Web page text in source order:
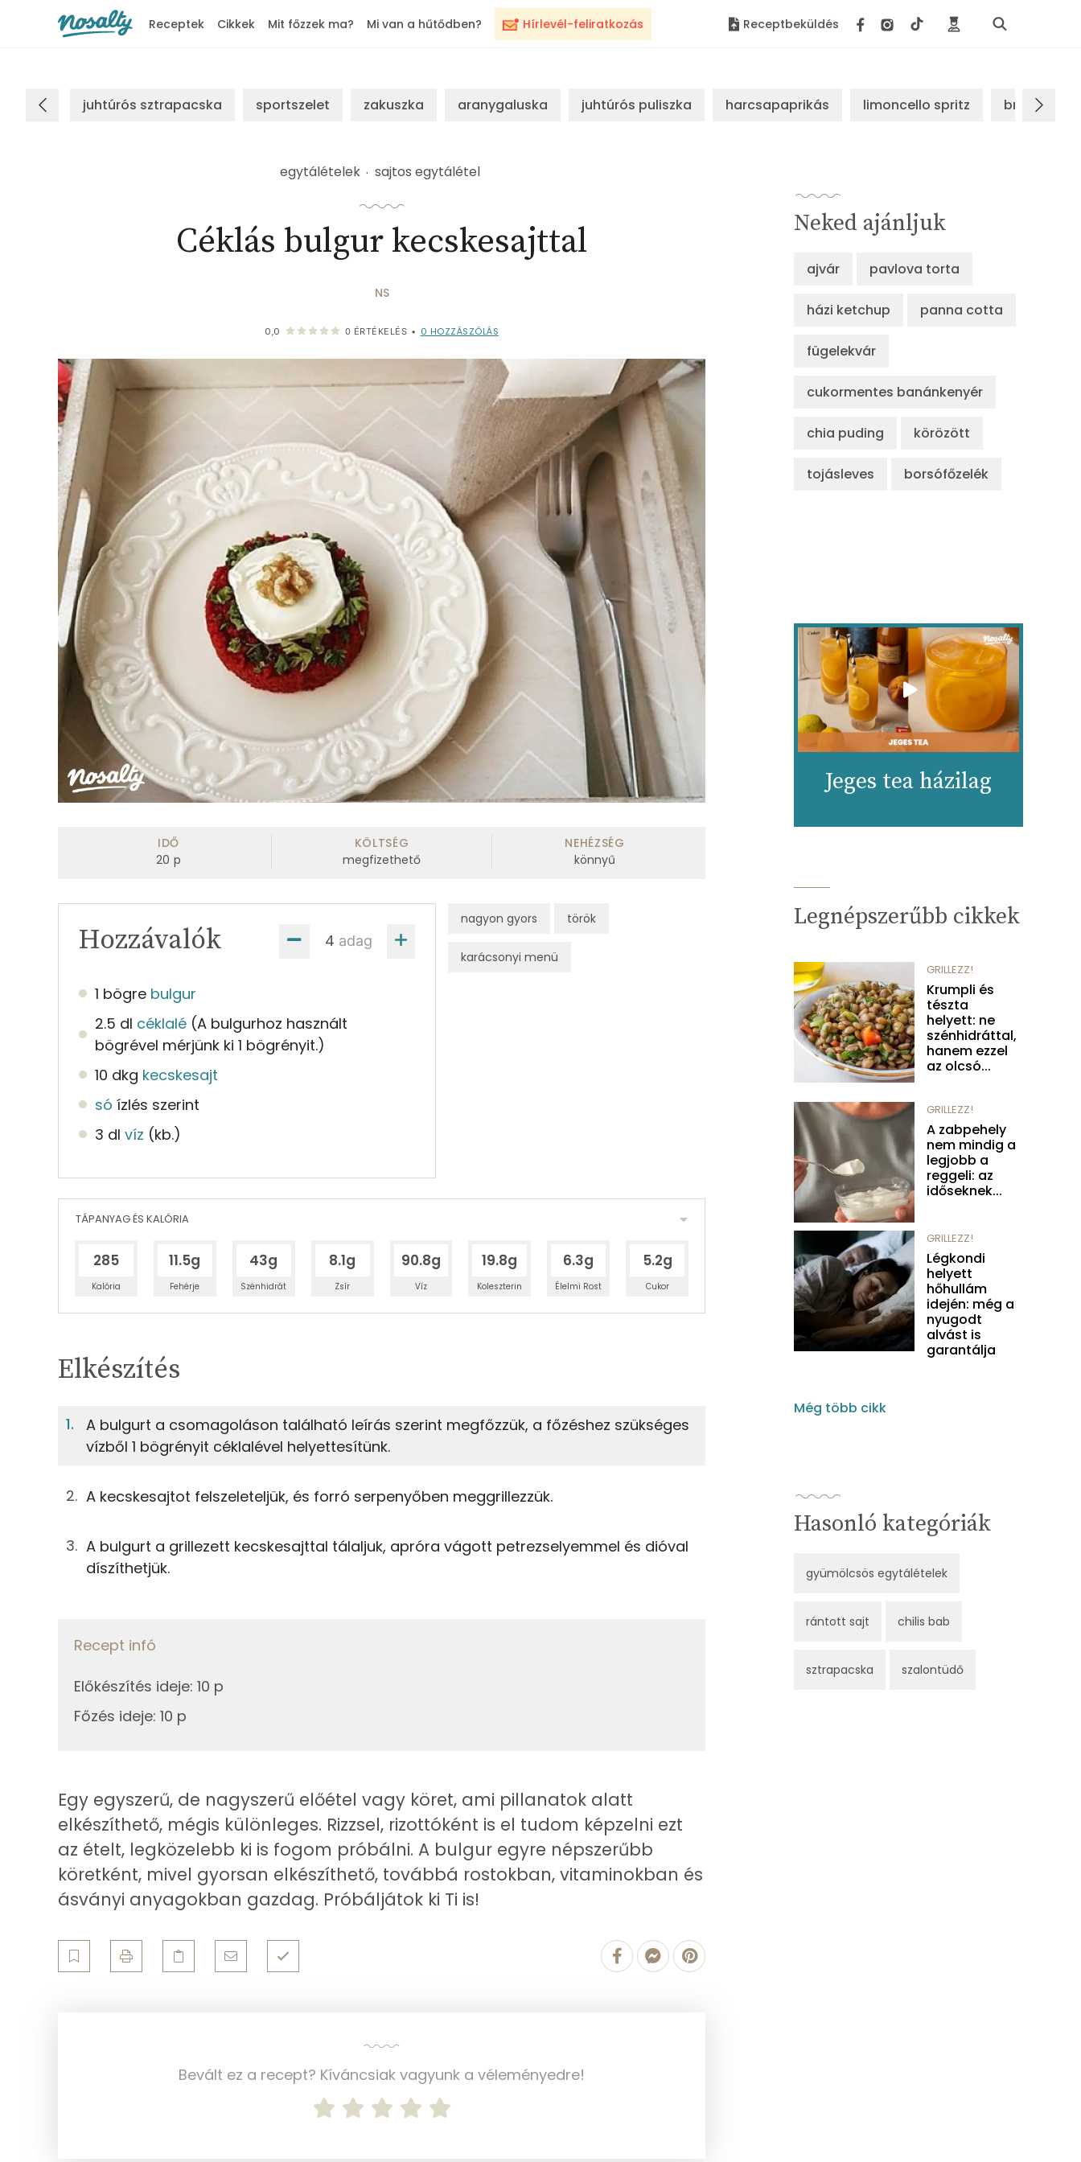
Hírlevél-feliratkozás
Receptek Cikkek Mit főzzek ma? Mi van a hűtődben? Receptbeküldés
juhtúrós sztrapacska sportszelet zakuszka aranygaluska juhtúrós puliszka harcsapaprikás limoncello spritz brassói
egytálételek sajtos egytálétel
Céklás bulgur kecskesajttal
NS
0,0 0 ÉRTÉKELÉS • 0 HOZZÁSZÓLÁS
IDŐ
20 p
KÖLTSÉG
megfizethető
NEHÉZSÉG
könnyű
adag
Hozzávalók
1 bögre bulgur
2.5 dl céklalé (A bulgurhoz használt
bögrével mérjünk ki 1 bögrényit.)
10 dkg kecskesajt
só ízlés szerint
3 dl víz (kb.)
nagyon gyors török
karácsonyi menü
TÁPANYAG ÉS KALÓRIA
285
Kalória
11.5g
Fehérje
43g
Szénhidrát
8.1g
Zsír
90.8g
Víz
19.8g
Koleszterin
6.3g
Élelmi Rost
5.2g
Cukor
50g bulgur
63gcéklalé
0gsó
Összesen
TÁPANYAGTARTALOM
8%
28%
Szénhidrát
Foszfor
Szelén
Kolin:
Összesen
Zsír
Összesen
Egyszeresen telítetlen zsírsav:
2 g
Elkészítés
A bulgurt a csomagoláson található leírás szerint megfőzzük, a főzéshez szükséges
vízből 1 bögrényit céklalével helyettesítünk.
A kecskesajtot felszeleteljük, és forró serpenyőben meggrillezzük.
A bulgurt a grillezett kecskesajttal tálaljuk, apróra vágott petrezselyemmel és dióval
díszíthetjük.
Recept infó
Előkészítés ideje: 10 p
Főzés ideje: 10 p
Egy egyszerű, de nagyszerű előétel vagy köret, ami pillanatok alatt
elkészíthető, mégis különleges. Rizzsel, rizottóként is el tudom képzelni ezt
az ételt, legközelebb ki is fogom próbálni. A bulgur egyre népszerűbb
köretként, mivel gyorsan elkészíthető, továbbá rostokban, vitaminokban és
ásványi anyagokban gazdag. Próbáljátok ki Ti is!
Bevált ez a recept? Kíváncsiak vagyunk a véleményedre!
Neked ajánljuk
ajvár pavlova torta
házi ketchup panna cotta
fügelekvár
cukormentes banánkenyér
chia puding körözött
tojásleves borsófőzelék
Jeges tea házilag
Legnépszerűbb cikkek
GRILLEZZ!
Krumpli és
tészta
helyett: ne
szénhidráttal,
hanem ezzel
az olcsó...
GRILLEZZ!
A zabpehely
nem mindig a
legjobb a
reggeli: az
időseknek...
GRILLEZZ!
Légkondi
helyett
hőhullám
idején: még a
nyugodt
alvást is
garantálja
Még több cikk
Hasonló kategóriák
gyümölcsös egytálételek
rántott sajt chilis bab
sztrapacska szalontüdő